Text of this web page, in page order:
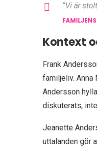
“Vi är
Kontext
Frank
familjeliv. Anna
Andersson
diskuterats,
Jeanette
uttalanden gör